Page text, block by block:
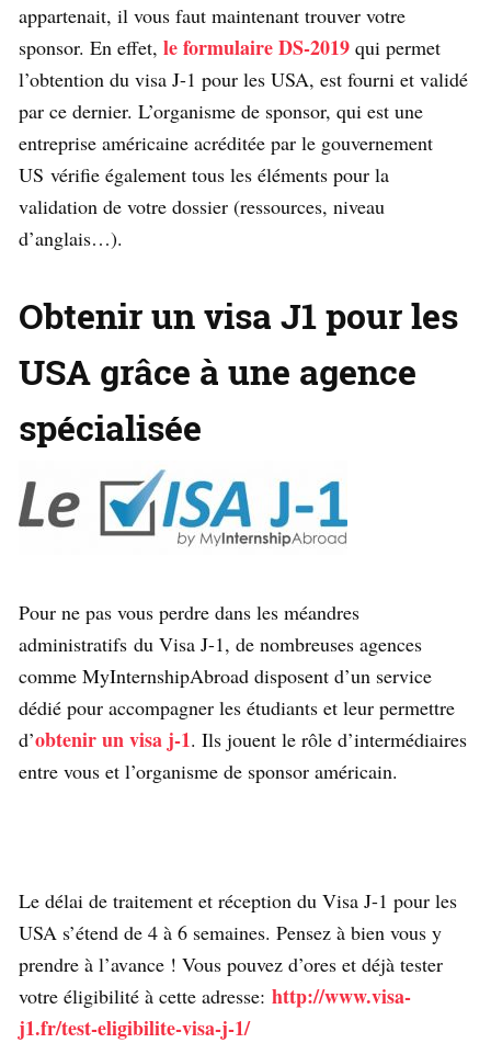
appartenait, il vous faut maintenant trouver votre
sponsor. En effet, le formulaire DS-2019 qui permet
l’obtention du visa J-1 pour les USA, est fourni et validé
par ce dernier. L’organisme de sponsor, qui est une
entreprise américaine acréditée par le gouvernement
US vérifie également tous les éléments pour la
validation de votre dossier (ressources, niveau
d’anglais…).
Obtenir un visa J1 pour les
USA grâce à une agence
spécialisée
Pour ne pas vous perdre dans les méandres
administratifs du Visa J-1, de nombreuses agences
comme MyInternshipAbroad disposent d’un service
dédié pour accompagner les étudiants et leur permettre
d’obtenir un visa j-1. Ils jouent le rôle d’intermédiaires
entre vous et l’organisme de sponsor américain.
Le délai de traitement et réception du Visa J-1 pour les
USA s’étend de 4 à 6 semaines. Pensez à bien vous y
prendre à l’avance ! Vous pouvez d’ores et déjà tester
votre éligibilité à cette adresse: http://www.visa-
j1.fr/test-eligibilite-visa-j-1/